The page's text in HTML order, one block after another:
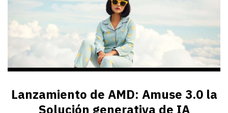
Lanzamiento de AMD: Amuse 3.0 la
Solución generativa de IA